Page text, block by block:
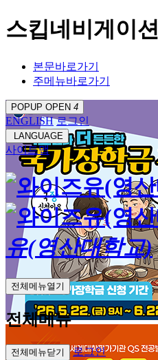
스킵네비게이션
본문바로가기
주메뉴바로가기
POPUP OPEN 4
ENGLISH 로그인
LANGUAGE
사이트맵
유(영산대학교)
전체메뉴열기
전체메뉴
전체메뉴닫기 로그인